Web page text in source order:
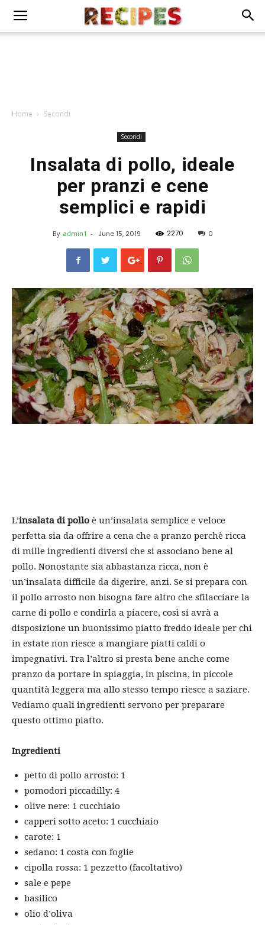
Home Secondi
Secondi
Insalata di pollo, ideale
per pranzi e cene
semplici e rapidi
By admin1 - June 15, 2019 2270 0
L’insalata di pollo è un’insalata semplice e veloce
perfetta sia da offrire a cena che a pranzo perchè ricca
di mille ingredienti diversi che si associano bene al
pollo. Nonostante sia abbastanza ricca, non è
un’insalata difficile da digerire, anzi. Se si prepara con
il pollo arrosto non bisogna fare altro che sfilacciare la
carne di pollo e condirla a piacere, così si avrà a
disposizione un buonissimo piatto freddo ideale per chi
in estate non riesce a mangiare piatti caldi o
impegnativi. Tra l’altro si presta bene anche come
pranzo da portare in spiaggia, in piscina, in piccole
quantità leggera ma allo stesso tempo riesce a saziare.
Vediamo quali ingredienti servono per preparare
questo ottimo piatto.
Ingredienti
petto di pollo arrosto: 1
pomodori piccadilly: 4
olive nere: 1 cucchiaio
capperi sotto aceto: 1 cucchiaio
carote: 1
sedano: 1 costa con foglie
cipolla rossa: 1 pezzetto (facoltativo)
sale e pepe
basilico
olio d’oliva